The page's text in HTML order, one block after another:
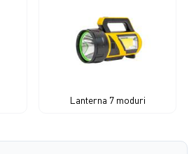
Lanterna 7 moduri